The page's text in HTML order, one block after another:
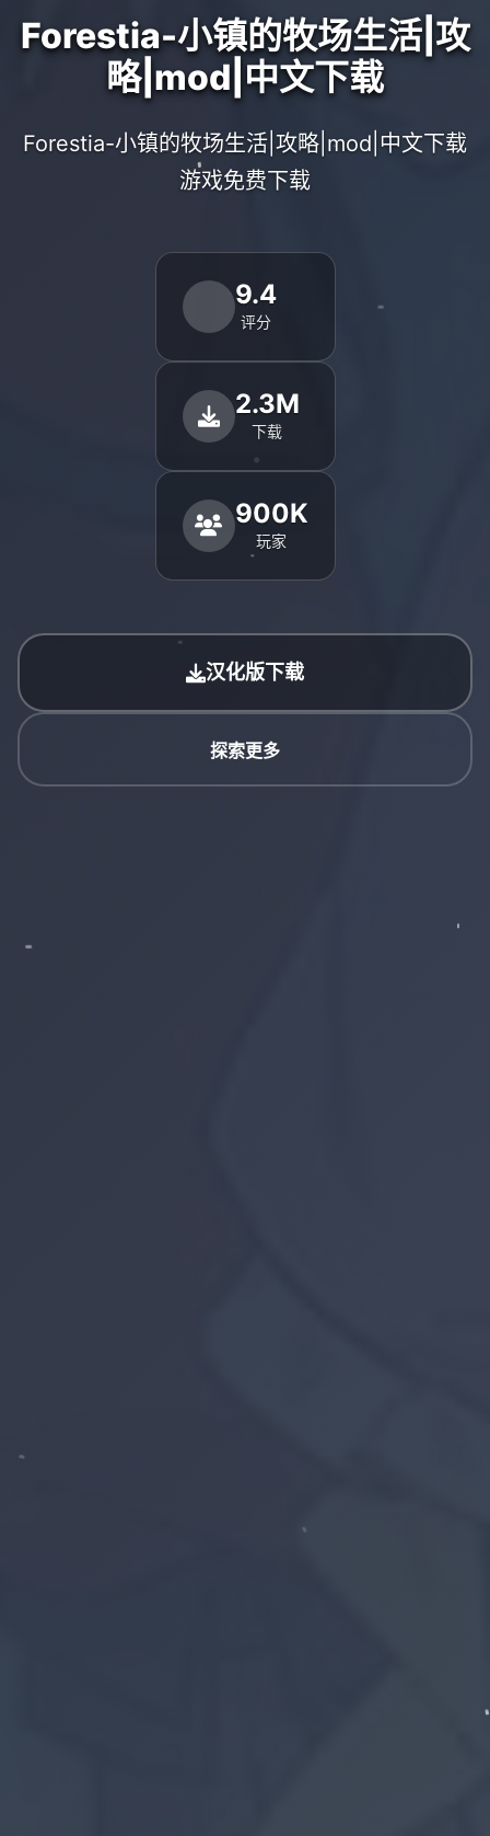
Forestia-小镇的牧场生活|攻
略|mod|中文下载
Forestia-小镇的牧场生活|攻略|mod|中文下载
游戏免费下载
9.4
评分
2.3M
下载
900K
玩家
汉化版下载
探索更多